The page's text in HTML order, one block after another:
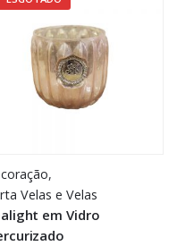
,
Velas e Velas
em Vidro